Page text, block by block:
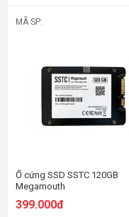
MÃ SP:
Ổ cứng SSD SSTC 120GB
Megamouth
399.000đ